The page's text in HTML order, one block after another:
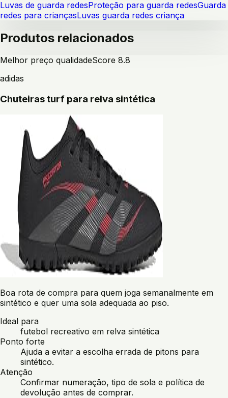
Luvas de guarda redesProteção para guarda redesGuarda
redes para criançasLuvas guarda redes criança
Produtos relacionados
Melhor preço qualidadeScore 8.8
adidas
Chuteiras turf para relva sintética
Boa rota de compra para quem joga semanalmente em
sintético e quer uma sola adequada ao piso.
Ideal para
futebol recreativo em relva sintética
Ponto forte
Ajuda a evitar a escolha errada de pitons para
sintético.
Atenção
Confirmar numeração, tipo de sola e política de
devolução antes de comprar.